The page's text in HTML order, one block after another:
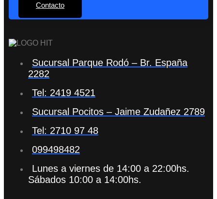
Contacto
Sucursal Parque Rodó – Br. España
2282
Tel: 2419 4521
Sucursal Pocitos – Jaime Zudañez 2789
Tel: 2710 97 48
099498482
Lunes a viernes de 14:00 a 22:00hs.
Sábados 10:00 a 14:00hs.